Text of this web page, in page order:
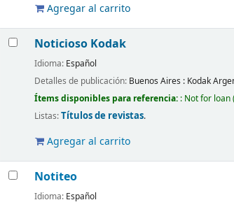
Agregar al carrito
Noticioso Kodak
Idioma: Español
Detalles de publicación: Buenos Aires : Kodak
Ítems disponibles para referencia: : Not for loan
Listas:Títulos de revistas.
Agregar al carrito
Notiteo
Idioma: Español